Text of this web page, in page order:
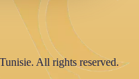
All rights reserved.